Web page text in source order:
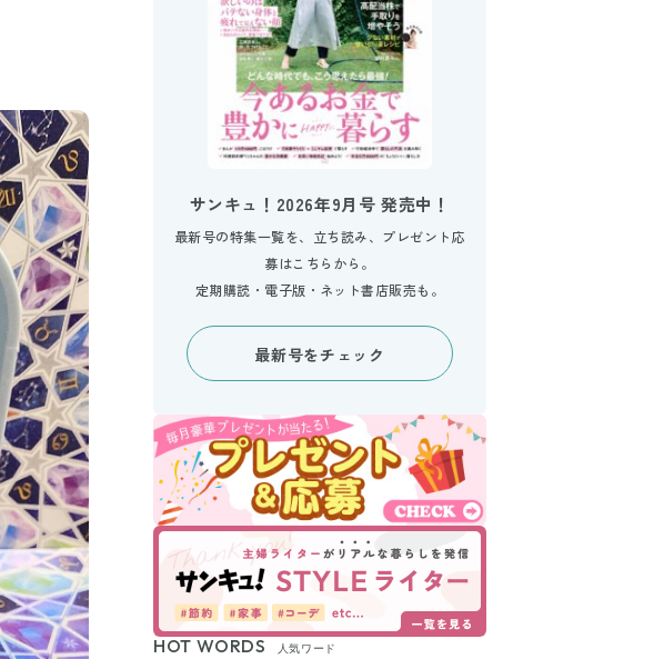
サンキュ！2026年9月号 発売中！
最新号の特集一覧を、立ち読み、プレゼント応
募はこちらから。
定期購読・電子版・ネット書店販売も。
最新号をチェック
HOT WORDS 人気ワード